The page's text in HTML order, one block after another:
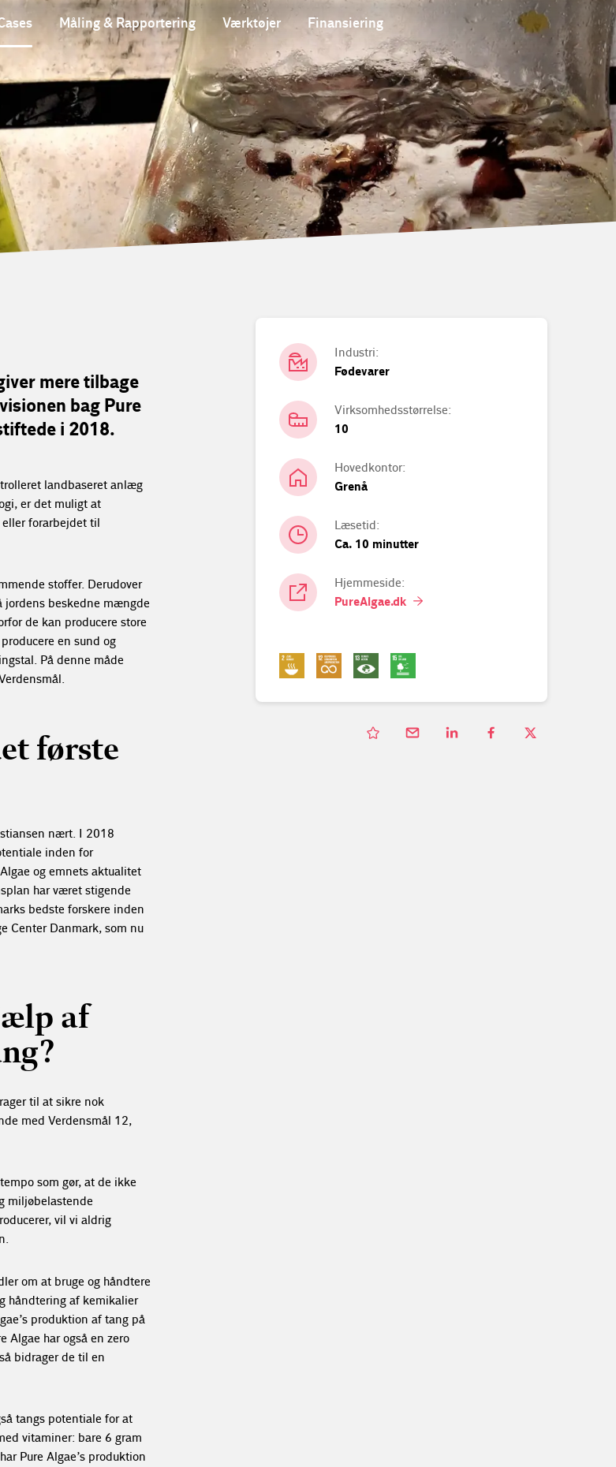
Måling & Rapportering Værktøjer Finansiering
mere tilbage
bag Pure
i 2018.
landbaseret anlæg
er det muligt at
forarbejdet til
stoffer. Derudover
jordens beskedne mængde
de kan producere store
en sund og
På denne måde
første
nært. I 2018
inden for
og emnets aktualitet
har været stigende
bedste forskere inden
Center Danmark, som nu
af
til at sikre nok
med Verdensmål 12,
som gør, at de ikke
miljøbelastende
vil vi aldrig
om at bruge og håndtere
håndtering af kemikalier
produktion af tang på
Algae har også en zero
bidrager de til en
tangs potentiale for at
vitaminer: bare 6 gram
Pure Algae’s produktion
Industri:
Fødevarer
Virksomhedsstørrelse:
10
Hovedkontor:
Grenå
Læsetid:
Ca. 10 minutter
Hjemmeside:
PureAlgae.dk